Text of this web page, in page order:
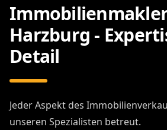
Harzburg -
Detail
Jeder Aspekt des
unseren Spezialisten betreut.